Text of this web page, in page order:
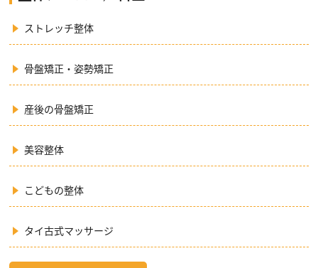
ストレッチ整体
骨盤矯正・姿勢矯正
産後の骨盤矯正
美容整体
こどもの整体
タイ古式マッサージ